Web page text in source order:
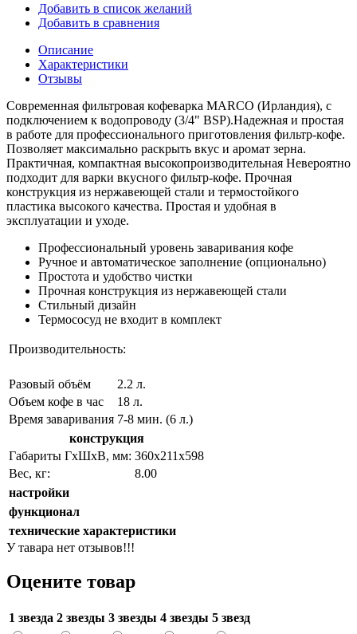
Добавить в список желаний
Добавить в сравнения
Описание
Характеристики
Отзывы
Современная фильтровая кофеварка MARCO (Ирландия), с
подключением к водопроводу (3/4" BSP).Надежная и простая
в работе для профессионального приготовления фильтр-кофе.
Позволяет максимально раскрыть вкус и аромат зерна.
Практичная, компактная высокопроизводительная Невероятно
подходит для варки вкусного фильтр-кофе. Прочная
конструкция из нержавеющей стали и термостойкого
пластика высокого качества. Простая и удобная в
эксплуатации и уходе.
Профессиональный уровень заваривания кофе
Ручное и автоматическое заполнение (опционально)
Простота и удобство чистки
Прочная конструкция из нержавеющей стали
Стильный дизайн
Термососуд не входит в комплект
Производительность:
Разовый объём
2.2 л.
Объем кофе в час
18 л.
Время заваривания 7-8 мин. (6 л.)
конструкция
Габариты ГхШхВ, мм: 360х211х598
Вес, кг:
8.00
настройки
функционал
технические характеристики
У тавара нет отзывов!!!
Оцените товар
1 звезда 2 звезды 3 звезды 4 звезды 5 звезд